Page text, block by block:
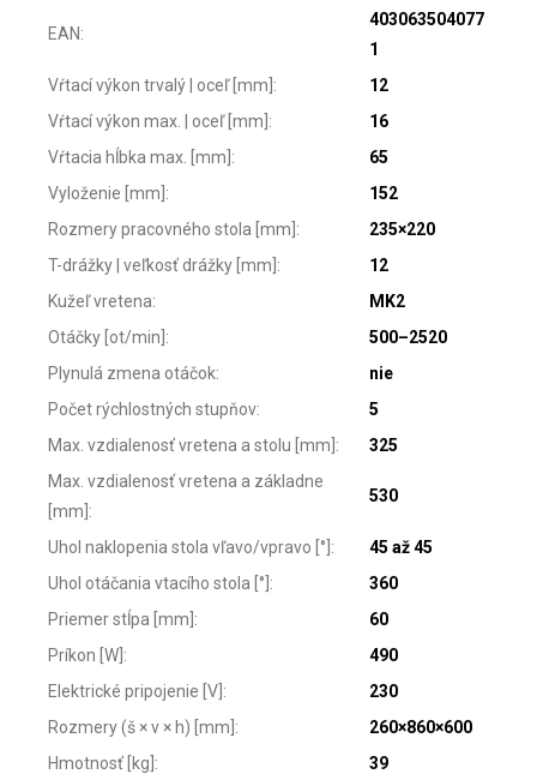
EAN:
403063504077
1
Vŕtací výkon trvalý | oceľ [mm] :
12
Vŕtací výkon max. | oceľ [mm] :
16
Vŕtacia hĺbka max. [mm] :
65
Vyloženie [mm] :
152
Rozmery pracovného stola [mm] :
235×220
T-drážky | veľkosť drážky [mm] :
12
Kužeľ vretena:
MK2
Otáčky [ot/min] :
500–2520
Plynulá zmena otáčok:
nie
Počet rýchlostných stupňov:
5
Max. vzdialenosť vretena a stolu [mm] :
325
Max. vzdialenosť vretena a základne
[mm] :
530
Uhol naklopenia stola vľavo/vpravo [°] :
45 až 45
Uhol otáčania vtacího stola [°] :
360
Priemer stĺpa [mm] :
60
Príkon [W] :
490
Elektrické pripojenie [V] :
230
Rozmery (š × v × h) [mm] :
260×860×600
Hmotnosť [kg] : 39